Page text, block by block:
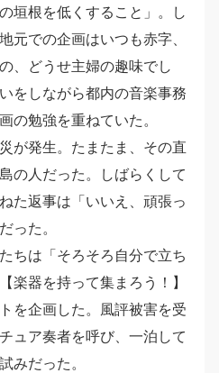
垣根を低くすること」。し
元での企画はいつも赤字、
、どうせ主婦の趣味でし
をしながら都内の音楽事務
の勉強を重ねていた。
が発生。たまたま、その直
の人だった。しばらくして
た返事は「いいえ、頑張っ
った。
ちは「そろそろ自分で立ち
楽器を持って集まろう！】
を企画した。風評被害を受
ュア奏者を呼び、一泊して
みだった。